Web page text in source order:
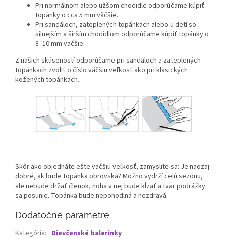
Pri normálnom alebo užšom chodidle odporúčame kúpiť
topánky o cca 5 mm väčšie.
Pri sandáloch, zateplených topánkach alebo u detí so
silnejším a širším chodidlom odporúčame kúpiť topánky o
8–10 mm väčšie.
Z našich skúseností odporúčame pri sandáloch a zateplených
topánkach zvoliť o číslo väčšiu veľkosť ako pri klasických
kožených topánkach.
Skôr ako objednáte ešte väčšiu veľkosť, zamyslite sa: Je naozaj
dobré, ak bude topánka obrovská? Možno vydrží celú sezónu,
ale nebude držať členok, noha v nej bude kĺzať a tvar podrážky
sa posunie. Topánka bude nepohodlná a nezdravá.
Dodatočné parametre
Kategória: Dievčenské balerinky